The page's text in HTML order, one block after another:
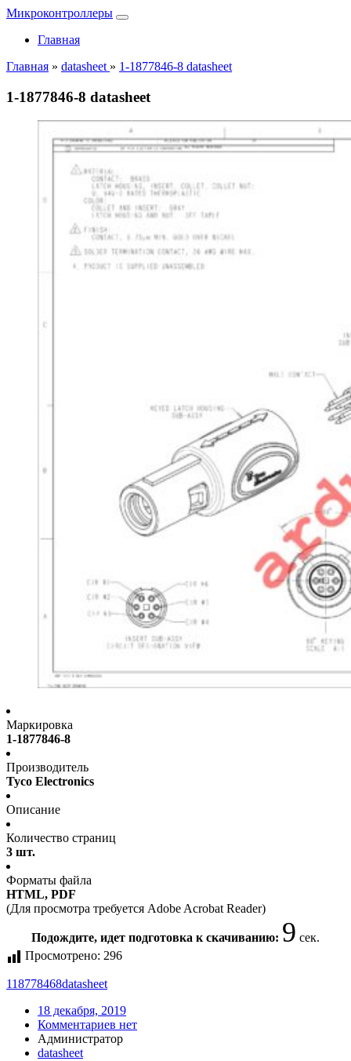
Микроконтроллеры
Главная
Главная » datasheet » 1-1877846-8 datasheet
1-1877846-8 datasheet
Маркировка
1-1877846-8
Производитель
Tyco Electronics
Описание
Количество страниц
3 шт.
Форматы файла
HTML, PDF
(Для просмотра требуется Adobe Acrobat Reader)
Подождите, идет подготовка к скачиванию: 9 сек.
Просмотрено: 296
118778468datasheet
18 декабря, 2019
Комментариев нет
Администратор
datasheet